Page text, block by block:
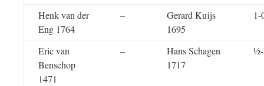
Henk van der
Eng 1764
–
Gerard Kuijs
1695
1-
Eric van
Benschop
1471
–
Hans Schagen
1717